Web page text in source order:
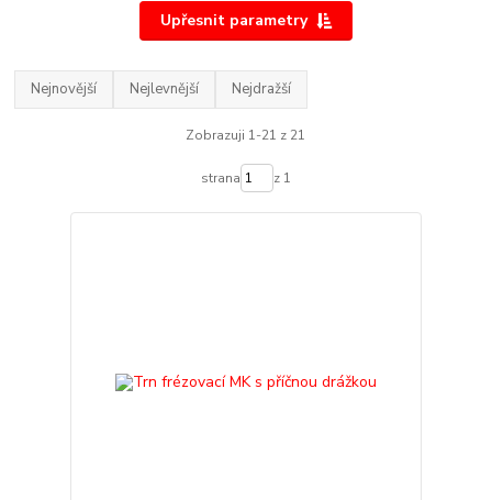
Upřesnit parametry
Nejnovější Nejlevnější Nejdražší
Zobrazuji 1-21 z 21
strana z 1